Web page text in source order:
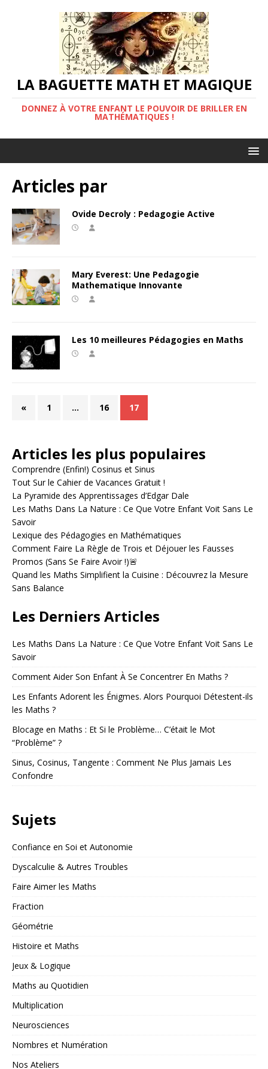
LA BAGUETTE MATH ET MAGIQUE
DONNEZ À VOTRE ENFANT LE POUVOIR DE BRILLER EN
MATHÉMATIQUES !
Articles par
Ovide Decroly : Pedagogie Active
Mary Everest: Une Pedagogie
Mathematique Innovante
Les 10 meilleures Pédagogies en Maths
« 1 … 16 17
Articles les plus populaires
Comprendre (Enfin!) Cosinus et Sinus
Tout Sur le Cahier de Vacances Gratuit !
La Pyramide des Apprentissages d’Edgar Dale
Les Maths Dans La Nature : Ce Que Votre Enfant Voit Sans Le
Savoir
Lexique des Pédagogies en Mathématiques
Comment Faire La Règle de Trois et Déjouer les Fausses
Promos (Sans Se Faire Avoir !)🚨
Quand les Maths Simplifient la Cuisine : Découvrez la Mesure
Sans Balance
Les Derniers Articles
Les Maths Dans La Nature : Ce Que Votre Enfant Voit Sans Le
Savoir
Comment Aider Son Enfant À Se Concentrer En Maths ?
Les Enfants Adorent les Énigmes. Alors Pourquoi Détestent-ils
les Maths ?
Blocage en Maths : Et Si le Problème… C’était le Mot
“Problème” ?
Sinus, Cosinus, Tangente : Comment Ne Plus Jamais Les
Confondre
Sujets
Confiance en Soi et Autonomie
Dyscalculie & Autres Troubles
Faire Aimer les Maths
Fraction
Géométrie
Histoire et Maths
Jeux & Logique
Maths au Quotidien
Multiplication
Neurosciences
Nombres et Numération
Nos Ateliers